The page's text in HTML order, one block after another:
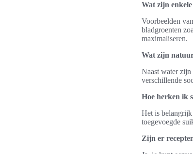
Wat zijn enkele
Voorbeelden
bladgroenten
maximaliseren.
Wat zijn
Naast water zijn
verschillende
Hoe herken ik
Het is belangrijk
toegevoegde
Zijn er